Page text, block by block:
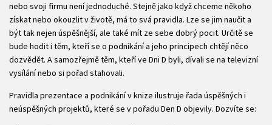
nebo svoji firmu není jednoduché. Stejně jako když chceme někoho
získat nebo okouzlit v životě, má to svá pravidla. Lze se jim naučit a
být tak nejen úspěšnější, ale také mít ze sebe dobrý pocit. Určitě se
bude hodit i těm, kteří se o podnikání a jeho principech chtějí něco
dozvědět. A samozřejmě těm, kteří ve Dni D byli, dívali se na televizní
vysílání nebo si pořad stahovali.
Pravidla prezentace a podnikání v knize ilustruje řada úspěšných i
neúspěšných projektů, které se v pořadu Den D objevily. Dozvíte se: